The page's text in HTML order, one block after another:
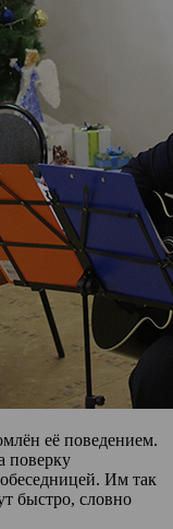
её поведением.
поверку
Им так
быстро, словно